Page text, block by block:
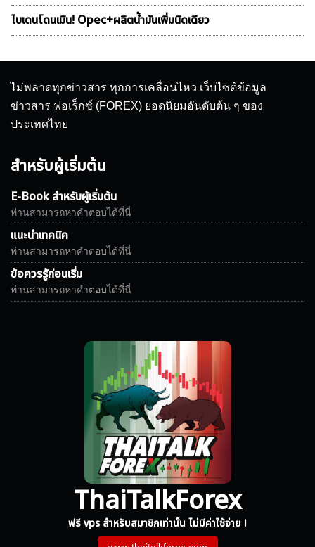
ไบเดนโดนเมิน! Opec+ผลิตน้ำมันเพิ่มนิดเดียว
ไม่พลาดทุกข่าวสาร ทุกการเคลื่อนไหว เว็บไซต์ข้อมูล
ข่าวสาร ฟอเร็กซ์ (FOREX) ยอดนิยมอันดับต้น ๆ ของ
ประเทศไทย
สำหรับผู้เริ่มต้น
E-Book สำหรับผู้เริ่มต้น
ท่านสามารถหาคำตอบได้ที่นี่
แนะนำเทคนิค
ท่านสามารถหาคำตอบได้ที่นี่
ข้อควรรู้ก่อนเริ่ม
ท่านสามารถหาคำตอบได้ที่นี่
ThaiTalkForex
ฟรี vps สำหรับสมาชิกเท่านั้น ไม่มีค่าใช้จ่าย !